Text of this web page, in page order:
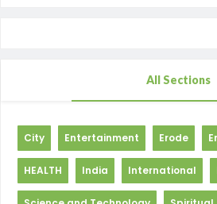
All Sections
City Entertainment Erode
HEALTH India International